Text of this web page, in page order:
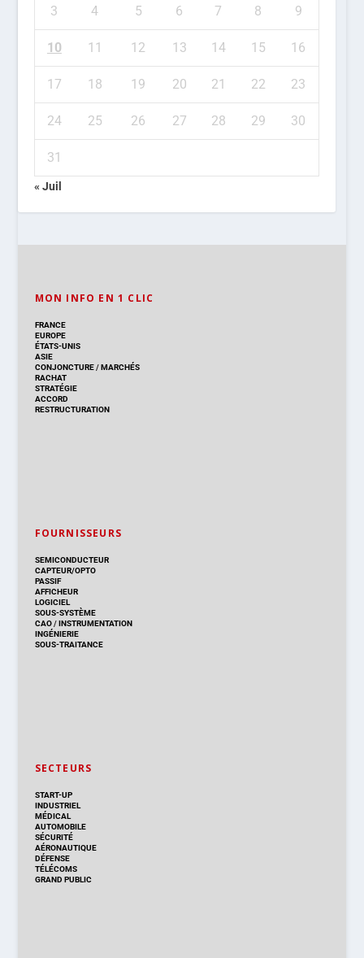
3 4 5 6 7 8 9
10 11 12 13 14 15 16
17 18 19 20 21 22 23
24 25 26 27 28 29 30
31
« Juil
MON INFO EN 1 CLIC
FRANCE
EUROPE
ÉTATS-UNIS
ASIE
CONJONCTURE/MARCHÉS
RACHAT
STRATÉGIE
ACCORD
RESTRUCTURATION
FOURNISSEURS
SEMICONDUCTEUR
CAPTEUR/OPTO
PASSIF
AFFICHEUR
LOGICIEL
SOUS-SYSTÈME
CAO/INSTRUMENTATION
INGÉNIERIE
SOUS-TRAITANCE
SECTEURS
START-UP
INDUSTRIEL
MÉDICAL
AUTOMOBILE
SÉCURITÉ
AÉRONAUTIQUE
DÉFENSE
TÉLÉCOMS
GRAND PUBLIC